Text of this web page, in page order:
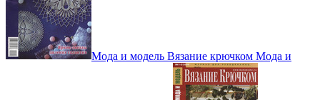
Мода и модель Вязание крючком Мода и